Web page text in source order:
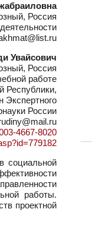
Россия
Увайсович
Россия
работе
Республики,
Экспертного
России
4667-8020
социальной
работы.
проектной